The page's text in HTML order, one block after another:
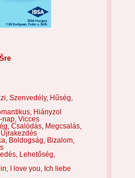
Szenvedély, Hűség,
Hiányzol
nap, Vicces
Csalódás,
Megcsalás,
Újrakezdés
Boldogság,
Bizalom,
Lehetőség,
I love you,
Ich liebe